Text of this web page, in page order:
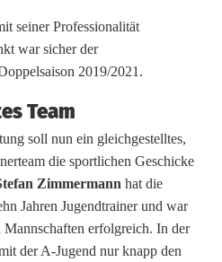
seiner Professionalität
war sicher der
2019/2021.
Team
soll nun ein gleichgestelltes,
die sportlichen Geschicke
Zimmermann hat die
Jahren Jugendtrainer und war
erfolgreich. In der
der A-Jugend nur knapp den